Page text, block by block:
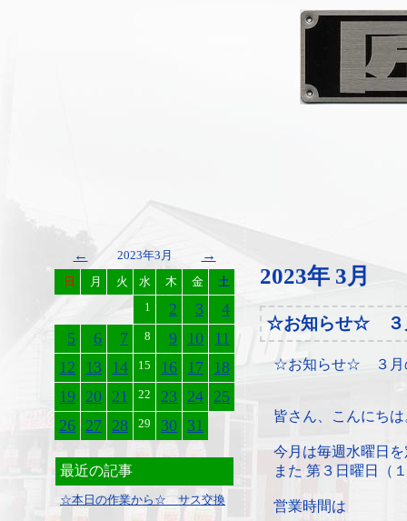
← 2023年3月 →
日 月 火 水 木 金
土
1
2 3
4
5
6 7 8 9 10
11
12
13 14 15 16 17 18
19 20 21 22 23 24 25
26 27 28 29 30 31
最近の記事
☆本日の作業から☆ サス交換
2023年 3月
☆お知らせ☆ ３
☆お知らせ☆ ３月
皆さん、こんにちは
今月は毎週水曜日
また 第３日曜日（
営業時間は